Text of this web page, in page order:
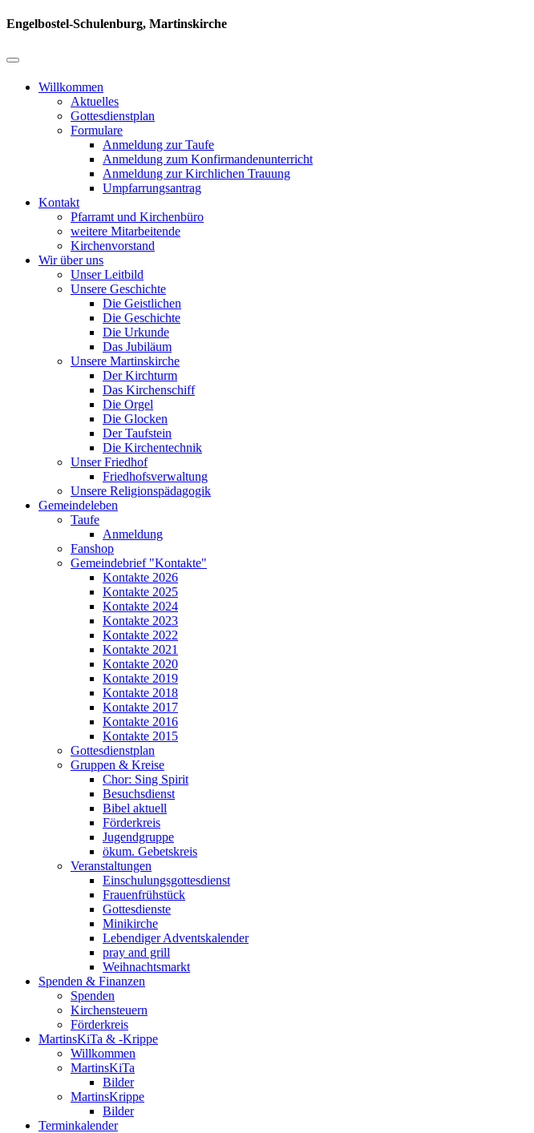
Engelbostel-Schulenburg, Martinskirche
Willkommen
Aktuelles
Gottesdienstplan
Formulare
Anmeldung zur Taufe
Anmeldung zum Konfirmandenunterricht
Anmeldung zur Kirchlichen Trauung
Umpfarrungsantrag
Kontakt
Pfarramt und Kirchenbüro
weitere Mitarbeitende
Kirchenvorstand
Wir über uns
Unser Leitbild
Unsere Geschichte
Die Geistlichen
Die Geschichte
Die Urkunde
Das Jubiläum
Unsere Martinskirche
Der Kirchturm
Das Kirchenschiff
Die Orgel
Die Glocken
Der Taufstein
Die Kirchentechnik
Unser Friedhof
Friedhofsverwaltung
Unsere Religionspädagogik
Gemeindeleben
Taufe
Anmeldung
Fanshop
Gemeindebrief "Kontakte"
Kontakte 2026
Kontakte 2025
Kontakte 2024
Kontakte 2023
Kontakte 2022
Kontakte 2021
Kontakte 2020
Kontakte 2019
Kontakte 2018
Kontakte 2017
Kontakte 2016
Kontakte 2015
Gottesdienstplan
Gruppen & Kreise
Chor: Sing Spirit
Besuchsdienst
Bibel aktuell
Förderkreis
Jugendgruppe
ökum. Gebetskreis
Veranstaltungen
Einschulungsgottesdienst
Frauenfrühstück
Gottesdienste
Minikirche
Lebendiger Adventskalender
pray and grill
Weihnachtsmarkt
Spenden & Finanzen
Spenden
Kirchensteuern
Förderkreis
MartinsKiTa & -Krippe
Willkommen
MartinsKiTa
Bilder
MartinsKrippe
Bilder
Terminkalender